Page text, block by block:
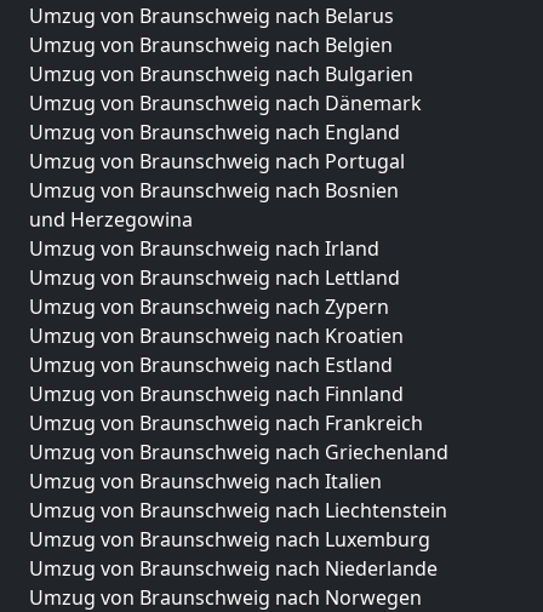
Umzug von Braunschweig nach Belarus
Umzug von Braunschweig nach Belgien
Umzug von Braunschweig nach Bulgarien
Umzug von Braunschweig nach Dänemark
Umzug von Braunschweig nach England
Umzug von Braunschweig nach Portugal
Umzug von Braunschweig nach Bosnien
und Herzegowina
Umzug von Braunschweig nach Irland
Umzug von Braunschweig nach Lettland
Umzug von Braunschweig nach Zypern
Umzug von Braunschweig nach Kroatien
Umzug von Braunschweig nach Estland
Umzug von Braunschweig nach Finnland
Umzug von Braunschweig nach Frankreich
Umzug von Braunschweig nach Griechenland
Umzug von Braunschweig nach Italien
Umzug von Braunschweig nach Liechtenstein
Umzug von Braunschweig nach Luxemburg
Umzug von Braunschweig nach Niederlande
Umzug von Braunschweig nach Norwegen